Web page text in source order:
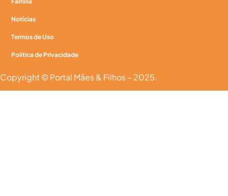
Notícias
Termos de Uso
Política de Privacidade
Copyright © Portal Mães & Filhos – 2025.